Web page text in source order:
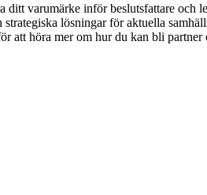
varumärke inför beslutsfattare och
lösningar för aktuella
att höra mer om hur du kan bli partner